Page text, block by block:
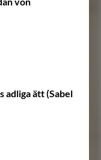
adliga ätt (Sabel